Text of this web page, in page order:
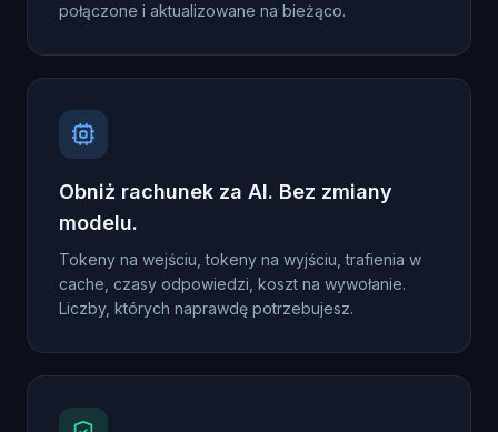
połączone i aktualizowane na bieżąco.
Obniż rachunek za AI. Bez zmiany
modelu.
Tokeny na wejściu, tokeny na wyjściu, trafienia w
cache, czasy odpowiedzi, koszt na wywołanie.
Liczby, których naprawdę potrzebujesz.